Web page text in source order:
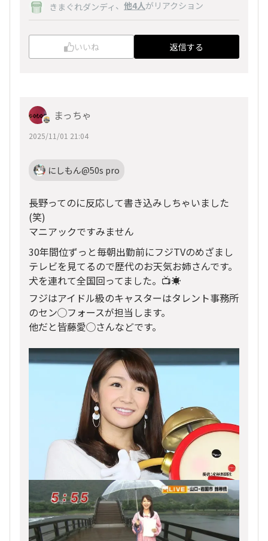
きまぐれダンディ 、 他4人がリアクション
いいね 返信する
まっちゃ
2025/11/01 21:04
にしもん@50s pro
長野ってのに反応して書き込みしちゃいました
(笑)
マニアックですみません
30年間位ずっと毎朝出勤前にフジTVのめざまし
テレビを見てるので歴代のお天気お姉さんです。
犬を連れて全国回ってました。📺️☀️
フジはアイドル級のキャスターはタレント事務所
のセン◯フォースが担当します。
他だと皆藤愛◯さんなどです。